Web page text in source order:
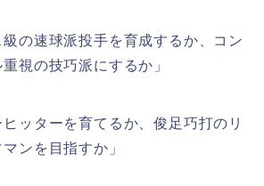
級の速球派投手を育成するか、コン
重視の技巧派にするか」
ヒッターを育てるか、俊足巧打のリ
ンを目指すか」